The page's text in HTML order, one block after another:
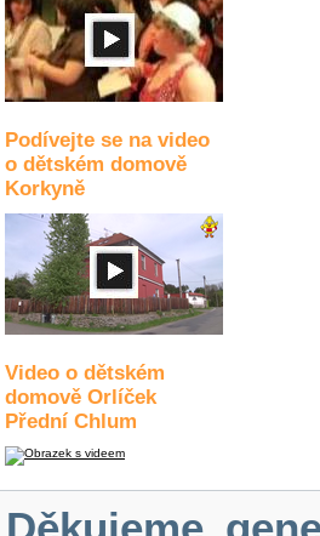
Podívejte se na video
o dětském domově
Korkyně
Video o dětském
domově Orlíček
Přední Chlum